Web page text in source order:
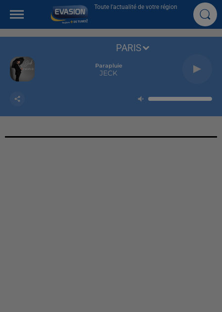
Toute l'actualité de votre région
Parapluie
JECK
PARIS